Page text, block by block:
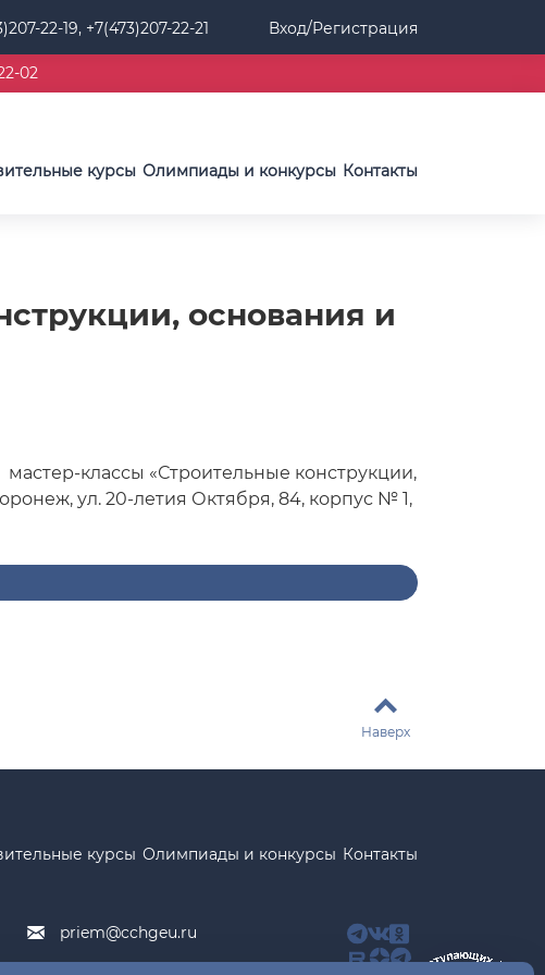
22-19, +7(473)207-22-21 Вход/Регистрация
02
курсы Олимпиады и конкурсы Контакты
основания и
классы «Строительные конструкции,
ул. 20-летия Октября, 84, корпус № 1,
Наверх
курсы Олимпиады и конкурсы Контакты
priem@cchgeu.ru